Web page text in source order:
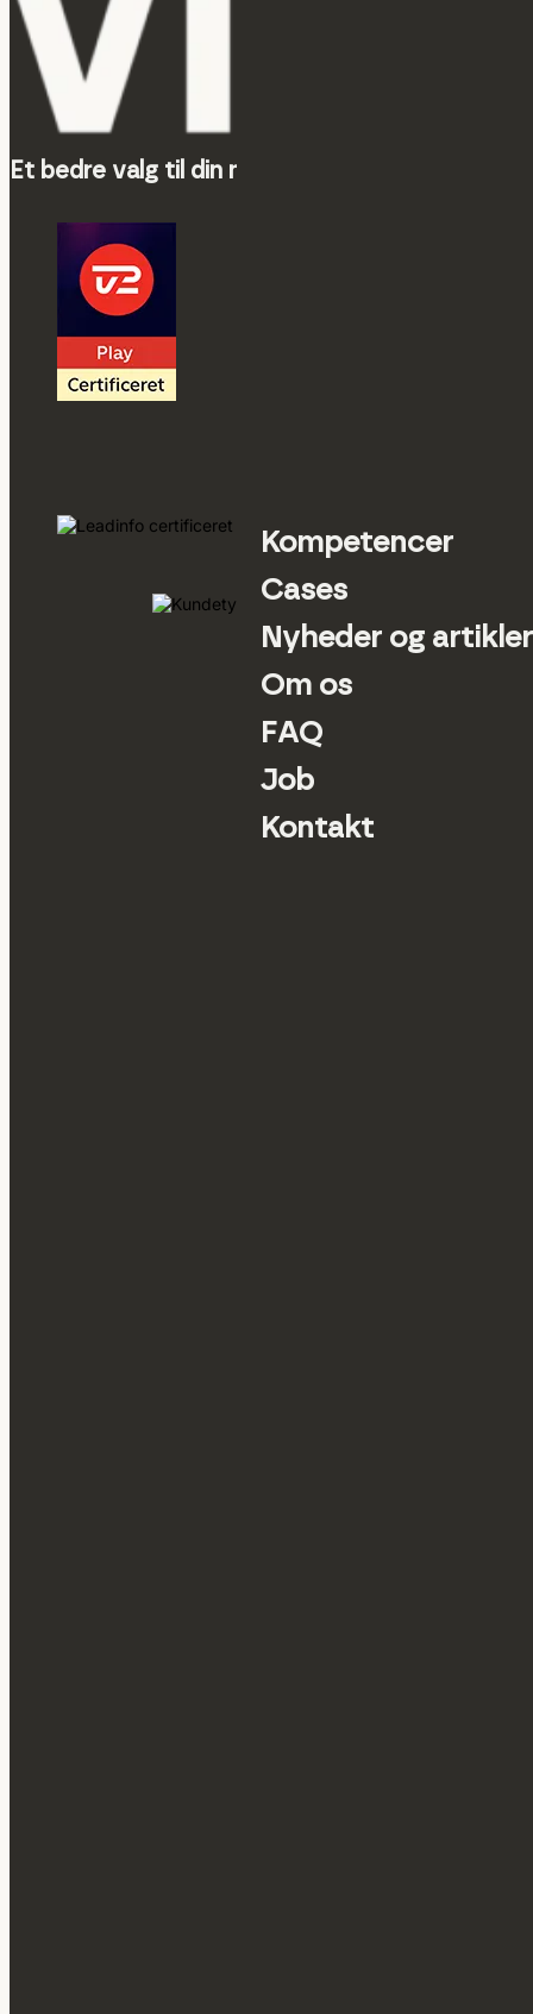
Kompetencer
Cases
Nyheder og artikler
Om os
FAQ
Job
Kontakt
Et bedre valg til din markedsføring.